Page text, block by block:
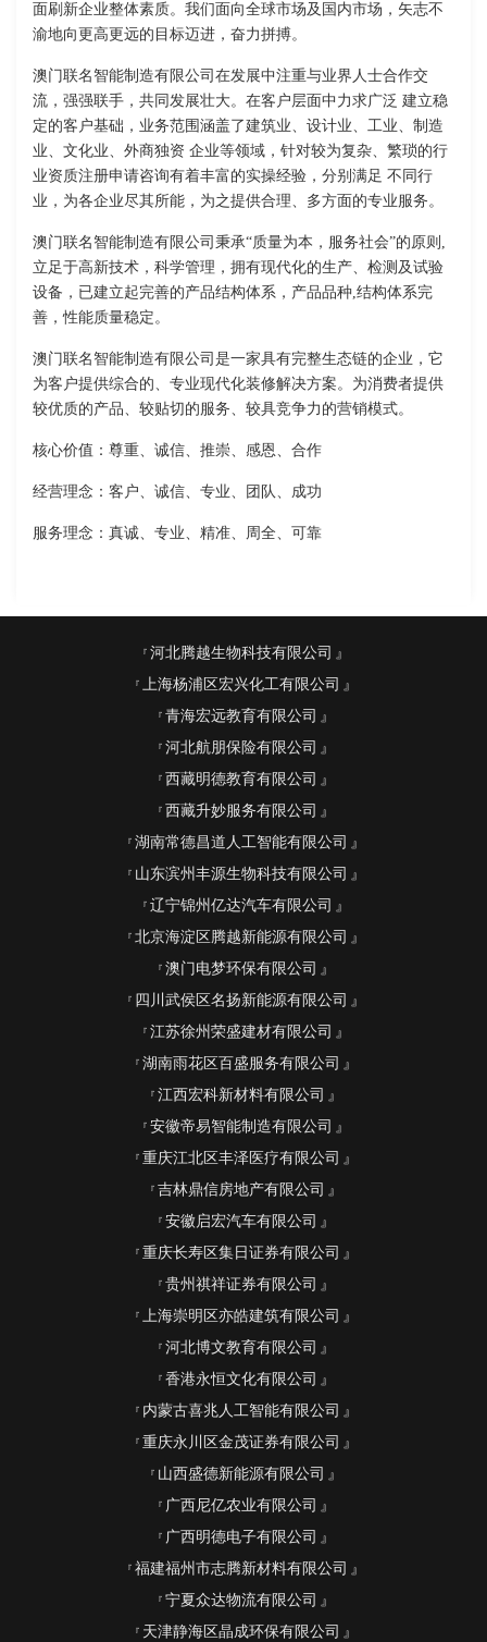
面刷新企业整体素质。我们面向全球市场及国内市场，矢志不
渝地向更高更远的目标迈进，奋力拼搏。
澳门联名智能制造有限公司在发展中注重与业界人士合作交
流，强强联手，共同发展壮大。在客户层面中力求广泛 建立稳
定的客户基础，业务范围涵盖了建筑业、设计业、工业、制造
业、文化业、外商独资 企业等领域，针对较为复杂、繁琐的行
业资质注册申请咨询有着丰富的实操经验，分别满足 不同行
业，为各企业尽其所能，为之提供合理、多方面的专业服务。
澳门联名智能制造有限公司秉承“质量为本，服务社会”的原则,
立足于高新技术，科学管理，拥有现代化的生产、检测及试验
设备，已建立起完善的产品结构体系，产品品种,结构体系完
善，性能质量稳定。
澳门联名智能制造有限公司是一家具有完整生态链的企业，它
为客户提供综合的、专业现代化装修解决方案。为消费者提供
较优质的产品、较贴切的服务、较具竞争力的营销模式。
核心价值：尊重、诚信、推崇、感恩、合作
经营理念：客户、诚信、专业、团队、成功
服务理念：真诚、专业、精准、周全、可靠
河北腾越生物科技有限公司
上海杨浦区宏兴化工有限公司
青海宏远教育有限公司
河北航朋保险有限公司
西藏明德教育有限公司
西藏升妙服务有限公司
湖南常德昌道人工智能有限公司
山东滨州丰源生物科技有限公司
辽宁锦州亿达汽车有限公司
北京海淀区腾越新能源有限公司
澳门电梦环保有限公司
四川武侯区名扬新能源有限公司
江苏徐州荣盛建材有限公司
湖南雨花区百盛服务有限公司
江西宏科新材料有限公司
安徽帝易智能制造有限公司
重庆江北区丰泽医疗有限公司
吉林鼎信房地产有限公司
安徽启宏汽车有限公司
重庆长寿区集日证券有限公司
贵州祺祥证券有限公司
上海崇明区亦皓建筑有限公司
河北博文教育有限公司
香港永恒文化有限公司
内蒙古喜兆人工智能有限公司
重庆永川区金茂证券有限公司
山西盛德新能源有限公司
广西尼亿农业有限公司
广西明德电子有限公司
福建福州市志腾新材料有限公司
宁夏众达物流有限公司
天津静海区晶成环保有限公司